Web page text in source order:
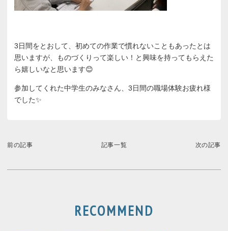
3日間をとおして、初めての作業で慣れないこともあったとは
思いますが、ものづくりって楽しい！と興味を持ってもらえた
ら嬉しいなと思います😊
参加してくれた中学生のみなさん、3日間の職場体験お疲れ様
でした✨
前の記事 記事一覧 次の記事
RECOMMEND